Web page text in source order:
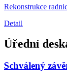
Rekonstrukce
Detail
Úřední
Schválený